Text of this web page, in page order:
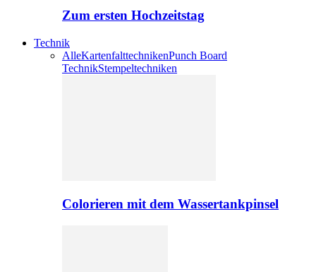
Zum ersten Hochzeitstag
Technik
AlleKartenfalttechnikenPunch Board
TechnikStempeltechniken
Colorieren mit dem Wassertankpinsel